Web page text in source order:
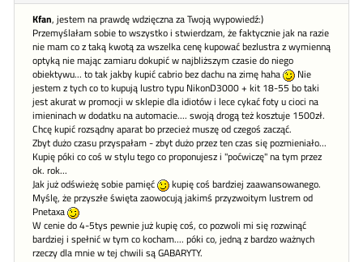
Kfan, jestem na prawdę wdzięczna za Twoją wypowiedź:)
Przemyślałam sobie to wszystko i stwierdzam, że faktycznie jak na razie
nie mam co z taką kwotą za wszelka cenę kupować bezlustra z wymienną
optyką nie mając zamiaru dokupić w najbliższym czasie do niego
obiektywu... to tak jakby kupić cabrio bez dachu na zimę haha
Nie
jestem z tych co to kupują lustro typu NikonD3000 + kit 18-55 bo taki
jest akurat w promocji w sklepie dla idiotów i lece cykać foty u cioci na
imieninach w dodatku na automacie.... swoją drogą też kosztuje 1500zł.
Chcę kupić rozsądny aparat bo przecież muszę od czegoś zacząć.
Zbyt dużo czasu przyspałam - zbyt dużo przez ten czas się pozmieniało...
Kupię póki co coś w stylu tego co proponujesz i "poćwiczę" na tym przez
ok. rok...
Jak już odświeżę sobie pamięć
kupię coś bardziej zaawansowanego.
Myślę, że przyszłe święta zaowocują jakimś przyzwoitym lustrem od
Pnetaxa
W cenie do 4-5tys pewnie już kupię coś, co pozwoli mi się rozwinąć
bardziej i spełnić w tym co kocham.... póki co, jedną z bardzo ważnych
rzeczy dla mnie w tej chwili są GABARYTY.